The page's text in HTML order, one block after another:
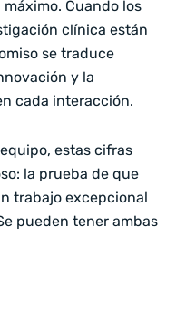
Cuando los
clínica están
se traduce
y la
cada interacción.
estas cifras
la prueba de que
trabajo excepcional
pueden tener ambas